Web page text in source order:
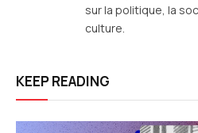
sur la politique, la
culture.
KEEP READING